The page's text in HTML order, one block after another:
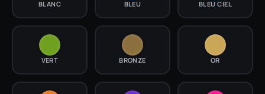
BLANC BLEU BLEU CIEL
VERT BRONZE OR